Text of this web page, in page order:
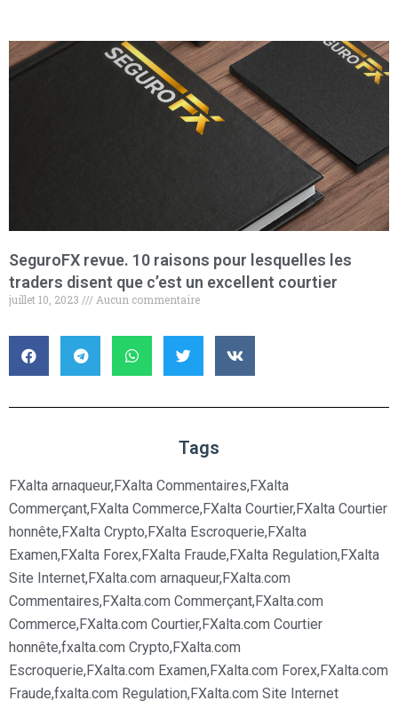
SeguroFX revue. 10 raisons pour lesquelles les
traders disent que c’est un excellent courtier
juillet 10, 2023 Aucun commentaire
Tags
FXalta arnaqueur,FXalta Commentaires,FXalta
Commerçant,FXalta Commerce,FXalta Courtier,FXalta Courtier
honnête,FXalta Crypto,FXalta Escroquerie,FXalta
Examen,FXalta Forex,FXalta Fraude,FXalta Regulation,FXalta
Site Internet,FXalta.com arnaqueur,FXalta.com
Commentaires,FXalta.com Commerçant,FXalta.com
Commerce,FXalta.com Courtier,FXalta.com Courtier
honnête,fxalta.com Crypto,FXalta.com
Escroquerie,FXalta.com Examen,FXalta.com Forex,FXalta.com
Fraude,fxalta.com Regulation,FXalta.com Site Internet